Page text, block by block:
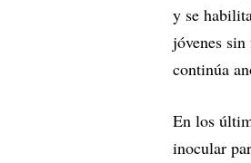
y se
jóvenes
continúa
En los
inocular